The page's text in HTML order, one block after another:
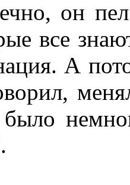
он
все
А
было